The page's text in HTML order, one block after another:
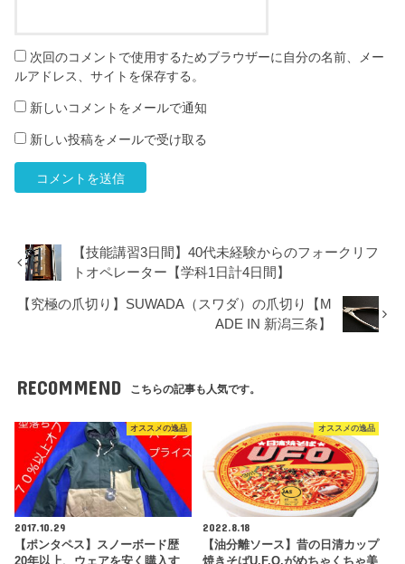
次回のコメントで使用するためブラウザーに自分の名前、メー
ルアドレス、サイトを保存する。
新しいコメントをメールで通知
新しい投稿をメールで受け取る
【技能講習3日間】40代未経験からのフォークリフ
トオペレーター【学科1日計4日間】
【究極の爪切り】SUWADA（スワダ）の爪切り【M
ADE IN 新潟三条】
RECOMMEND こちらの記事も人気です。
オススメの逸品
2017.10.29
【ポンタペス】スノーボード歴
20年以上、ウェアを安く購入す
オススメの逸品
2022.8.18
【油分離ソース】昔の日清カップ
焼きそばU.F.O.がめちゃくちゃ美